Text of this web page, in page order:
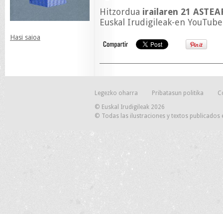
Hasi saioa
Hitzordua irailaren 21
Euskal Irudigileak-en
Legezko oharra Pribatasun politika
© Euskal Irudigileak 2026
© Todas las ilustraciones y textos publicados